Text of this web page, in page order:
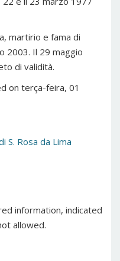
martirio e fama di
2003. Il 29 maggio
di validità.
on terça-feira, 01
S. Rosa da Lima
information, indicated
allowed.